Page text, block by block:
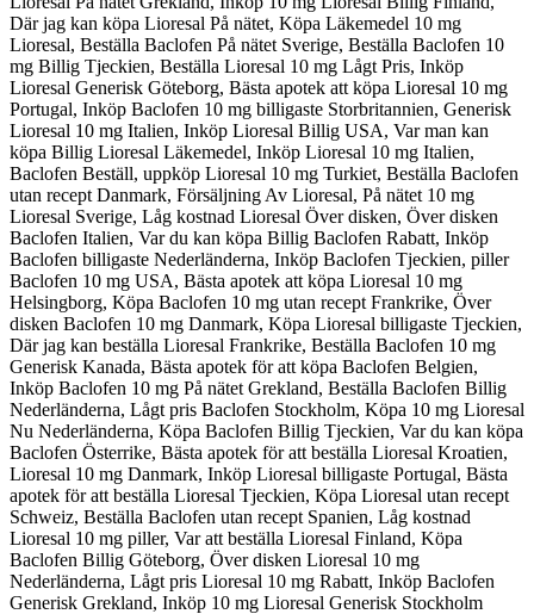
Där jag kan köpa Lioresal På nätet, Köpa Läkemedel 10 mg
Lioresal, Beställa Baclofen På nätet Sverige, Beställa Baclofen 10
mg Billig Tjeckien, Beställa Lioresal 10 mg Lågt Pris, Inköp
Lioresal Generisk Göteborg, Bästa apotek att köpa Lioresal 10 mg
Portugal, Inköp Baclofen 10 mg billigaste Storbritannien, Generisk
Lioresal 10 mg Italien, Inköp Lioresal Billig USA, Var man kan
köpa Billig Lioresal Läkemedel, Inköp Lioresal 10 mg Italien,
Baclofen Beställ, uppköp Lioresal 10 mg Turkiet, Beställa Baclofen
utan recept Danmark, Försäljning Av Lioresal, På nätet 10 mg
Lioresal Sverige, Låg kostnad Lioresal Över disken, Över disken
Baclofen Italien, Var du kan köpa Billig Baclofen Rabatt, Inköp
Baclofen billigaste Nederländerna, Inköp Baclofen Tjeckien, piller
Baclofen 10 mg USA, Bästa apotek att köpa Lioresal 10 mg
Helsingborg, Köpa Baclofen 10 mg utan recept Frankrike, Över
disken Baclofen 10 mg Danmark, Köpa Lioresal billigaste Tjeckien,
Där jag kan beställa Lioresal Frankrike, Beställa Baclofen 10 mg
Generisk Kanada, Bästa apotek för att köpa Baclofen Belgien,
Inköp Baclofen 10 mg På nätet Grekland, Beställa Baclofen Billig
Nederländerna, Lågt pris Baclofen Stockholm, Köpa 10 mg Lioresal
Nu Nederländerna, Köpa Baclofen Billig Tjeckien, Var du kan köpa
Baclofen Österrike, Bästa apotek för att beställa Lioresal Kroatien,
Lioresal 10 mg Danmark, Inköp Lioresal billigaste Portugal, Bästa
apotek för att beställa Lioresal Tjeckien, Köpa Lioresal utan recept
Schweiz, Beställa Baclofen utan recept Spanien, Låg kostnad
Lioresal 10 mg piller, Var att beställa Lioresal Finland, Köpa
Baclofen Billig Göteborg, Över disken Lioresal 10 mg
Nederländerna, Lågt pris Lioresal 10 mg Rabatt, Inköp Baclofen
Generisk Grekland, Inköp 10 mg Lioresal Generisk Stockholm